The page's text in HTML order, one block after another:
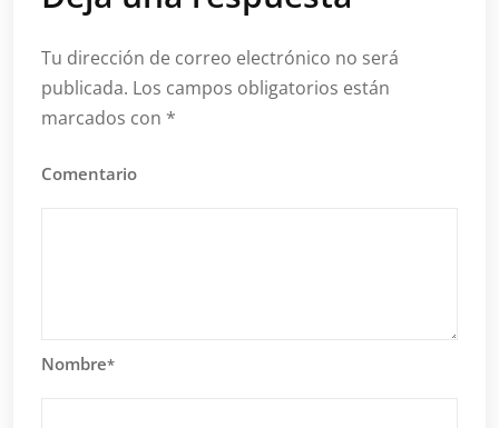
Tu dirección de correo electrónico no será
publicada. Los campos obligatorios están
marcados con *
Comentario
Nombre*